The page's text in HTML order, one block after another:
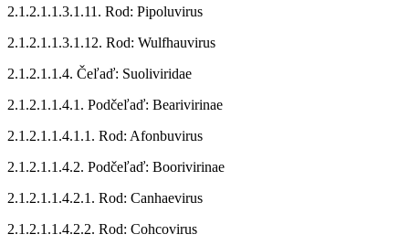
2.1.2.1.1.3.1.11. Rod: Pipoluvirus
2.1.2.1.1.3.1.12. Rod: Wulfhauvirus
2.1.2.1.1.4. Čeľaď: Suoliviridae
2.1.2.1.1.4.1. Podčeľaď: Bearivirinae
2.1.2.1.1.4.1.1. Rod: Afonbuvirus
2.1.2.1.1.4.2. Podčeľaď: Boorivirinae
2.1.2.1.1.4.2.1. Rod: Canhaevirus
2.1.2.1.1.4.2.2. Rod: Cohcovirus